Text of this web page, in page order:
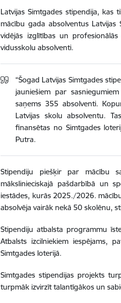
Latvijas Simtgades stipendija, kas
mācību gada absolventus Latvijas
vidējās izglītības un
vidusskolu absolventi.
“Šogad Latvijas Simtgades
jauniešiem par
saņems 355 absolventi.
Latvijas skolu absolventu.
finansētas no Simtgades
Putra.
Stipendiju piešķir par mācību
mākslinieciskajā pašdarbībā un
iestādes, kurās 2025./2026.
absolvēja vairāk nekā 50 skolēnu,
Stipendiju atbalsta programmu
Atbalsts izcilniekiem iespējams,
Simtgades loterijā.
Simtgades stipendijas projekts
turpmāk izvirzīt talantīgākos un